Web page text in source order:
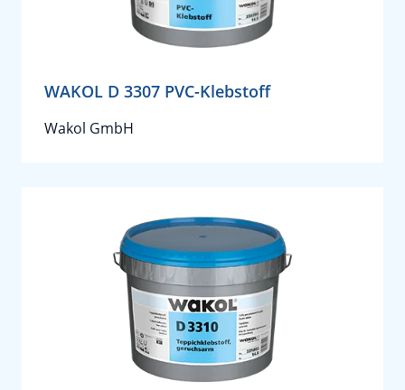
WAKOL D 3307 PVC-Klebstoff
Wakol GmbH